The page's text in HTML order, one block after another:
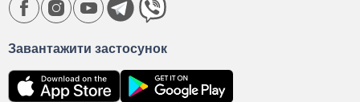
Завантажити застосунок